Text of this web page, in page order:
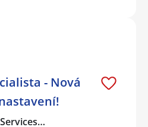
- Nová